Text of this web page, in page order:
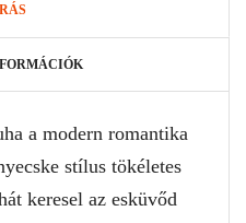
a modern romantika
stílus tökéletes
keresel az esküvőd